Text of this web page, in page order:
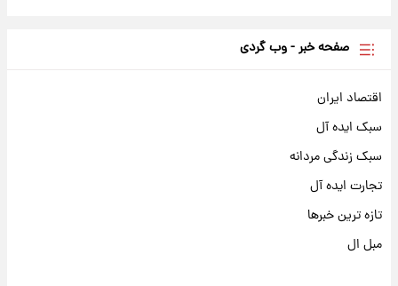
صفحه خبر - وب گردی
اقتصاد ایران
سبک ایده آل
سبک زندگی مردانه
تجارت ایده آل
تازه ترین خبرها
مبل ال